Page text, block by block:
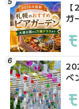
ガ
ベ